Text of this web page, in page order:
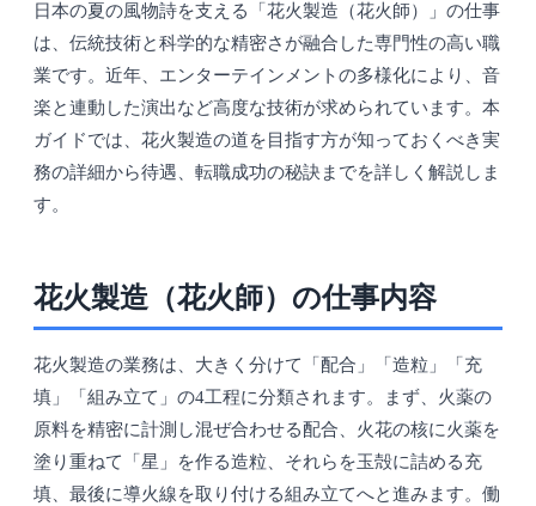
日本の夏の風物詩を支える「花火製造（花火師）」の仕事
は、伝統技術と科学的な精密さが融合した専門性の高い職
業です。近年、エンターテインメントの多様化により、音
楽と連動した演出など高度な技術が求められています。本
ガイドでは、花火製造の道を目指す方が知っておくべき実
務の詳細から待遇、転職成功の秘訣までを詳しく解説しま
す。
花火製造（花火師）の仕事内容
花火製造の業務は、大きく分けて「配合」「造粒」「充
填」「組み立て」の4工程に分類されます。まず、火薬の
原料を精密に計測し混ぜ合わせる配合、火花の核に火薬を
塗り重ねて「星」を作る造粒、それらを玉殻に詰める充
填、最後に導火線を取り付ける組み立てへと進みます。働